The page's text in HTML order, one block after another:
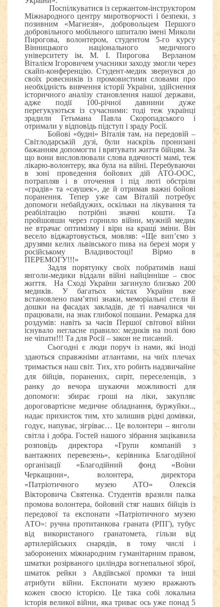
Поспілкуватися із сержантом-інструктором
Міжнародного центру миротворчості і безпеки, з
позивним «Магнезія», добровольцем Першого
добровільного мобільного шпиталю імені Миколи
Пирогова, волонтером, студентом 5-го курсу
Вінницького національного медичного
університету ім. М. І. Пирогова Верланом
Віталієм Ігоровичем учасники заходу змогли через
скайп-конференцію. Студент-медик звернувся до
своїх ровесників із промовистими словами про
необхідність вивчення історії України, здійснення
історичного аналізу становлення нашої держави,
адже події 100-річної давнини дуже
перегукуються із сучасними: тоді теж українці
зрадили Гетьмана Павла Скоропадського і
отримали у відповідь підступ і зраду Росії.
Бойові «будні» Віталія там, на передовій –
Світлодарській дузі, були наскрізь пронизані
бажанням допомогти і врятувати життя бійцям. За
що вони висловлювали слова вдячності мамі, теж
лікарю-волонтеру, яка була на війні. Перебуваючи
в зоні проведення бойових дій АТО-ООС,
потрапляв і в оточення і під люті обстріли
«градів» та «саушек», де й отримав важні бойові
поранення. Тепер уже сам Віталій потребує
допомоги небайдужих, оскільки на лікування та
реабілітацію потрібні значні кошти. Та
пройшовши через горнило війни, мужній медик
не втрачає оптимізму і віри на кращі зміни. Він
весело віджартовується, мовляв: «Ще вип’ємо з
друзями келих львівського пива на березі моря у
російському Владивостоці! Вірмо в
ПЕРЕМОГУ!!!»
Задля порятунку своїх побратимів наші
янголи-медики віддали війні найцінніше – своє
життя. На Сході України загинуло близько 200
медиків. У багатьох містах України вже
встановлено пам’ятні знаки, меморіальні стели й
дошки на фасадах закладів, де ті навчалися чи
працювали, на знак глибокої пошани. Ремарка для
роздумів: навіть за часів Першої світової війни
існувало негласне правило: медиків на полі бою
не чіпати!!! Та для Росії – закон не писаний.
Сьогодні є люди поруч із нами, які іноді
здаються справжніми атлантами, на чиїх плечах
тримається наш світ. Тих, хто робить надзвичайне
для бійців, поранених, сиріт, переселенців, з
ранку до вечора шукаючи можливості для
допомоги: збирає гроші на ліки, закупляє
дороговартісне медичне обладнання, буржуйки..,
надає прихисток тим, хто залишив рідні домівки,
годує, напуває, зігріває… Це волонтери – янголи
світла і добра. Гостей нашого зібрання зацікавила
розповідь директора «Групи компаній з
вантажних перевезень», керівника Благодійної
організації «Благодійний фонд «Воїни
Черкащини», волонтера, директора
«Патріотичного музею АТО» Олексія
Вікторовича Святенка. Студентів вразили палка
промова волонтера, бойовий стяг наших бійців із
передової та експонати «Патріотичного музею
АТО»: ручна протитанкова граната (РПГ), тубус
від використаного гранатомета, гільзи від
артилерійських снарядів, в тому числі і
заборонених міжнародним гуманітарним правом,
шматки розірваного циліндра вогнепальної зброї,
шматок рейки з Авдіївської промки та інші
атрибути війни. Експонати музею вражають
кожен своєю історією. Це така собі локальна
історія великої війни, яка триває ось уже понад 5